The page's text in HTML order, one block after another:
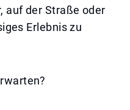
auf der Straße oder
Erlebnis zu